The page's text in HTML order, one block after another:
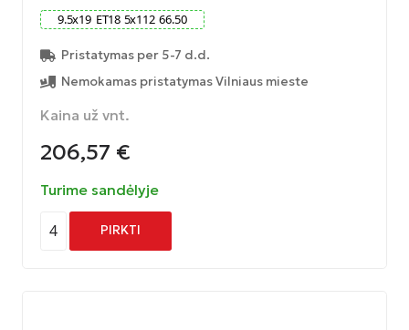
9.5x19 ET18 5x112 66.50
Pristatymas per 5-7 d.d.
Nemokamas pristatymas Vilniaus mieste
Kaina už vnt.
206,57 €
Turime sandėlyje
4 PIRKTI